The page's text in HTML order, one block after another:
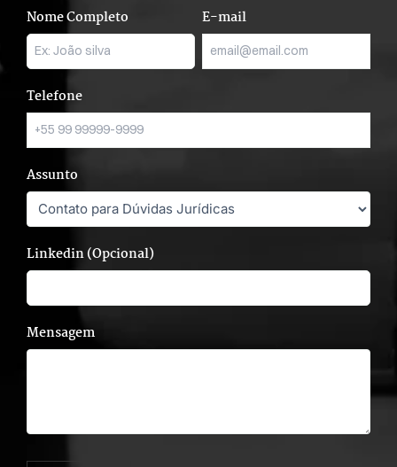
Nome Completo E-mail
Telefone
Assunto
Linkedin (Opcional)
Mensagem